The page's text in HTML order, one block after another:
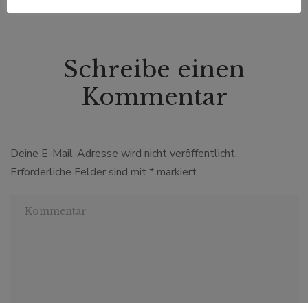
Schreibe einen
Kommentar
Deine E-Mail-Adresse wird nicht veröffentlicht.
Erforderliche Felder sind mit * markiert